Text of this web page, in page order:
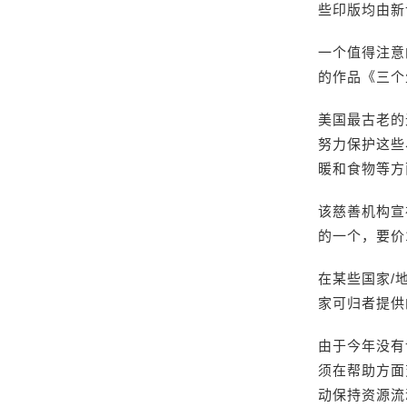
些印版均由
一个值得注
的作品《三
美国最古老
努力保护这
暖和食物等
该慈善机构
的一个，要
在某些国家/
家可归者提
由于今年没
须在帮助方
动保持资源